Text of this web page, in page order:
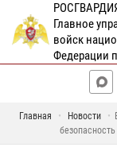
Главное
войск
Федерации
Главная Новости